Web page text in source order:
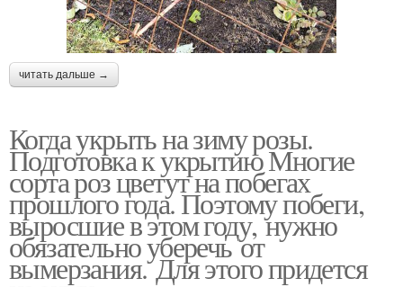
читать дальше →
Когда укрыть на зиму розы.
Подготовка к укрытию Многие
сорта роз цветут на побегах
прошлого года. Поэтому побеги,
выросшие в этом году, нужно
обязательно уберечь от
вымерзания. Для этого придется